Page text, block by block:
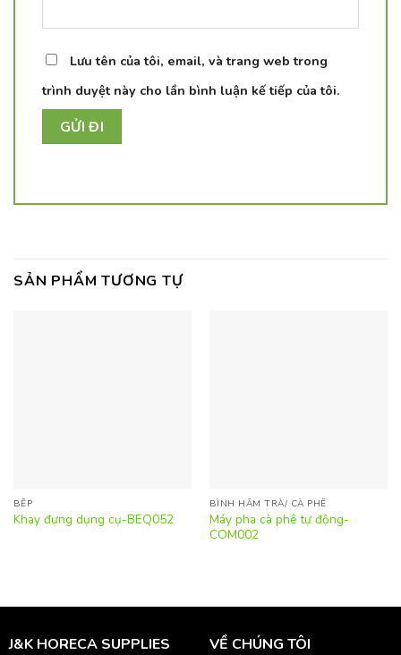
Lưu tên của tôi, email, và trang web trong
trình duyệt này cho lần bình luận kế tiếp của tôi.
SẢN PHẨM TƯƠNG TỰ
BẾP
Khay đựng dụng cụ-BEQ052
BÌNH HÂM TRÀ/ CÀ PHÊ
Máy pha cà phê tự động-
COM002
J&K HORECA SUPPLIES
VỀ CHÚNG TÔI